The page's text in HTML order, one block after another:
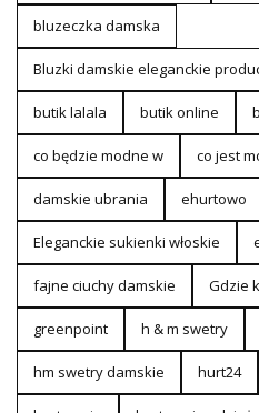
bluzeczka damska
Bluzki damskie eleganckie
butik lalala butik online
co będzie modne w co jest
damskie ubrania ehurtowo
Eleganckie sukienki włoskie
fajne ciuchy damskie Gdzie
greenpoint h & m swetry
hm swetry damskie hurt24